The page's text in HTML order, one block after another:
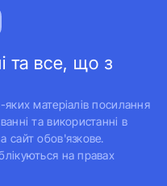
та все, що з
яких матеріалів посилання
та використанні в
сайт обов'язкове.
на правах